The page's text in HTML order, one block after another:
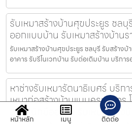
รับเหมาสร้างบ้านศุขประยูร ชล
ออกแบบบ้าน รับเหมาสร้างบ้าน
รับเหมาสร้างบ้านศุขประยูร ชลบุรี รับสร้างบ้
อาคาร รับรีโนเวทบ้าน รับต่อเติมบ้าน บริกา
หาช่างรับเหมารัตนาธิเบศร์ บริก
เหมาก่อสร้างบ้านแบบครบวงจร
สถาปนิกมืออาชีพ รับเหมาสร้าง
หน้าหลัก เมนู ติดต่อ